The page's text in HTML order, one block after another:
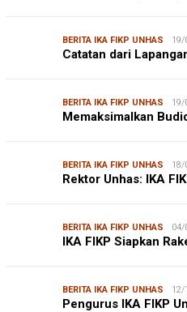
BERITA IKA FIKP UNHAS 19/
Catatan dari
BERITA IKA FIKP UNHAS 19/
Memaksimalkan
BERITA IKA FIKP UNHAS 18/
Rektor Unhas: IKA
BERITA IKA FIKP UNHAS 04/
IKA FIKP Siapkan
BERITA IKA FIKP UNHAS 12/
Pengurus IKA FIKP